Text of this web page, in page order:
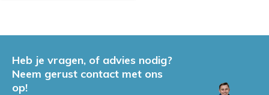
Heb je vragen, of advies nodig?
Neem gerust contact met ons
op!